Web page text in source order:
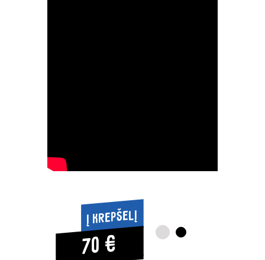
Į krepšelį
70 €